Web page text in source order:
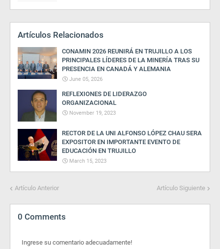
Artículos Relacionados
CONAMIN 2026 REUNIRÁ EN TRUJILLO A LOS
PRINCIPALES LÍDERES DE LA MINERÍA TRAS SU
PRESENCIA EN CANADÁ Y ALEMANIA
June 05, 2026
REFLEXIONES DE LIDERAZGO
ORGANIZACIONAL
November 19, 2023
RECTOR DE LA UNI ALFONSO LÓPEZ CHAU SERA
EXPOSITOR EN IMPORTANTE EVENTO DE
EDUCACIÓN EN TRUJILLO
March 15, 2023
Artículo Anterior Artículo Siguiente
0 Comments
Ingrese su comentario adecuadamente!